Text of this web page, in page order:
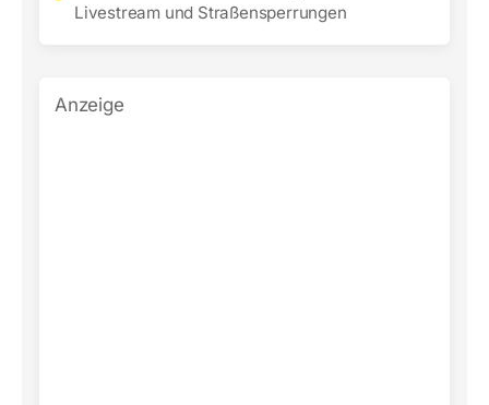
Livestream und Straßensperrungen
Anzeige